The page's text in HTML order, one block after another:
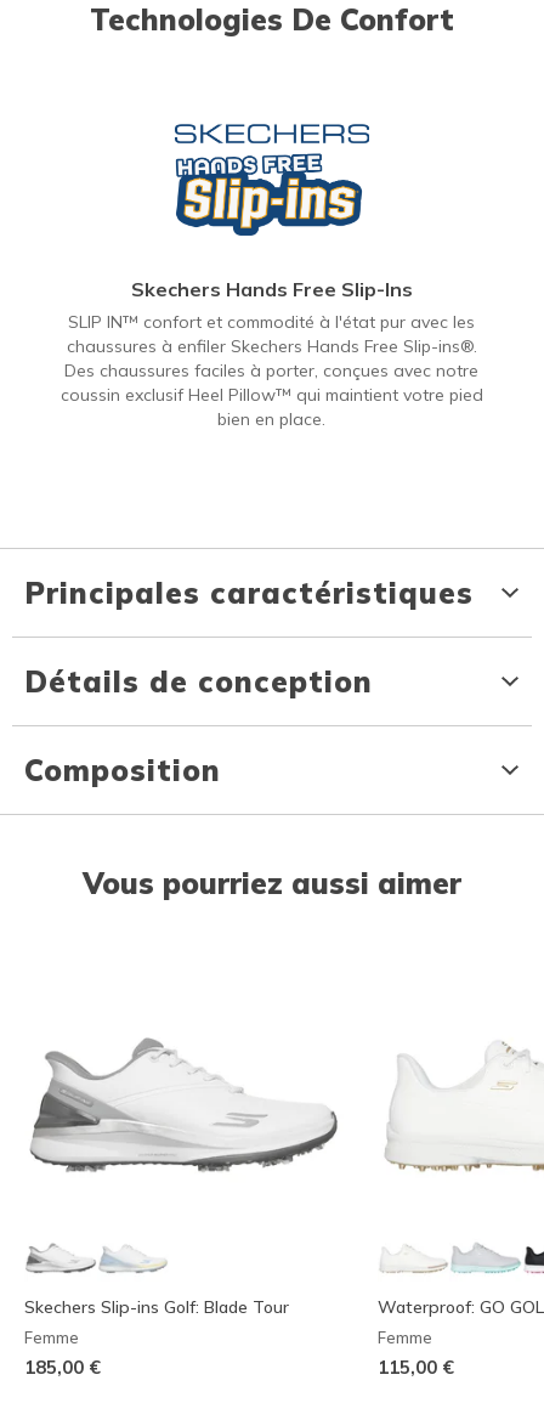
Technologies De Confort
Skechers Hands Free Slip-Ins
SLIP IN™ confort et commodité à l'état pur avec les
chaussures à enfiler Skechers Hands Free Slip-ins®.
Des chaussures faciles à porter, conçues avec notre
coussin exclusif Heel Pillow™ qui maintient votre pied
bien en place.
Principales caractéristiques
Détails de conception
Composition
Vous pourriez aussi aimer
Skechers Slip-ins Golf: Blade Tour
Femme
185,00 €
Waterproof: GO
Femme
115,00 €